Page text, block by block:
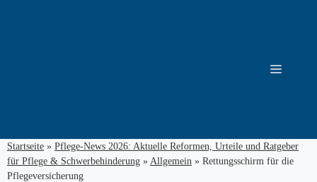
Menü
Startseite » Pflege-News 2026: Aktuelle Reformen, Urteile und Ratgeber
für Pflege & Schwerbehinderung » Allgemein » Rettungsschirm für die
Pflegeversicherung